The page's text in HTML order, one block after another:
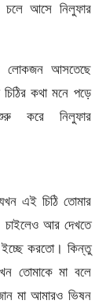
চলে আসে নিলুফার
লোকজন আসতেছে
চিঠির কথা মনে পড়ে
করে নিলুফার
এই চিঠি তোমার
আর দেখতে
ইচ্ছে করতো। কিন্তু
তোমাকে মা বলে
মা আমারও ভিষন